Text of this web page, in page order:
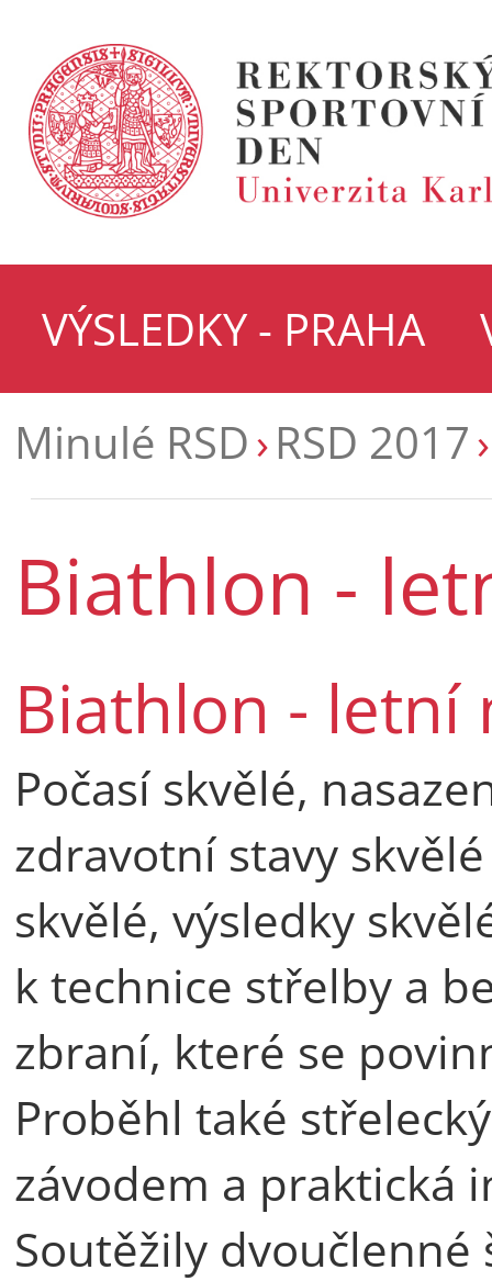
VÝSLEDKY - PRAHA
Minulé RSD RSD 2017
Biathlon -
Biathlon - letní
Počasí skvělé,
zdravotní stavy
skvělé, výsledky
k technice střelby a
zbraní, které se
Proběhl také
závodem a praktická
Soutěžily dvoučlenné